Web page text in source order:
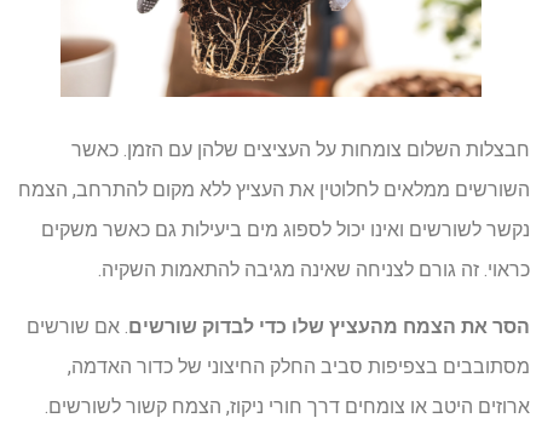
חבצלות השלום צומחות על העציצים שלהן עם הזמן. כאשר
השורשים ממלאים לחלוטין את העציץ ללא מקום להתרחב, הצמח
נקשר לשורשים ואינו יכול לספוג מים ביעילות גם כאשר משקים
כראוי. זה גורם לצניחה שאינה מגיבה להתאמות השקיה.
הסר את הצמח מהעציץ שלו כדי לבדוק שורשים. אם שורשים
מסתובבים בצפיפות סביב החלק החיצוני של כדור האדמה,
ארוזים היטב או צומחים דרך חורי ניקוז, הצמח קשור לשורשים.